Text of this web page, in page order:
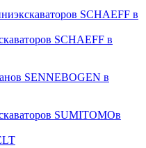
SCHAEFF в
SCHAEFF в
SENNEBOGEN в
SUMITOMOв